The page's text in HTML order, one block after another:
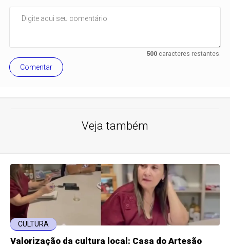
500caracteres restantes.
Comentar
Veja também
CULTURA
Valorização da cultura local: Casa do Artesão